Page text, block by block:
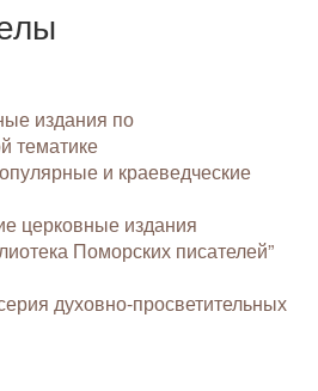
издания по
тематике
и краеведческие
церковные издания
Поморских писателей”
духовно-просветительных